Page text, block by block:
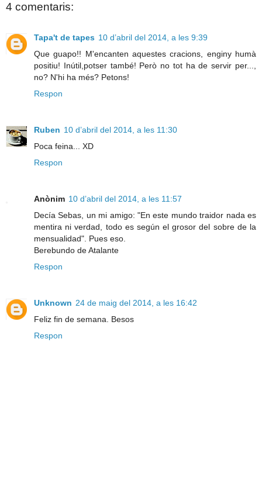
4 comentaris:
Tapa't de tapes 10 d’abril del 2014, a les 9:39
Que guapo!! M'encanten aquestes cracions, enginy humà
positiu! Inútil,potser també! Però no tot ha de servir per...,
no? N'hi ha més? Petons!
Respon
Ruben 10 d’abril del 2014, a les 11:30
Poca feina... XD
Respon
Anònim 10 d’abril del 2014, a les 11:57
Decía Sebas, un mi amigo: "En este mundo traidor nada es
mentira ni verdad, todo es según el grosor del sobre de la
mensualidad". Pues eso.
Berebundo de Atalante
Respon
Unknown 24 de maig del 2014, a les 16:42
Feliz fin de semana. Besos
Respon